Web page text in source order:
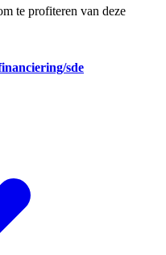
te profiteren van deze
sde